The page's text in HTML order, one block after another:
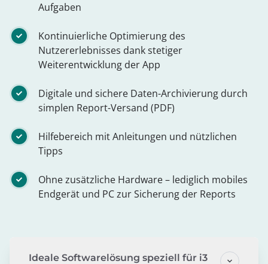
Aufgaben
Kontinuierliche Optimierung des
Nutzererlebnisses dank stetiger
Weiterentwicklung der App
Digitale und sichere Daten-Archivierung durch
simplen Report-Versand (PDF)
Hilfebereich mit Anleitungen und nützlichen
Tipps
Ohne zusätzliche Hardware – lediglich mobiles
Endgerät und PC zur Sicherung der Reports
Ideale Softwarelösung speziell für i3